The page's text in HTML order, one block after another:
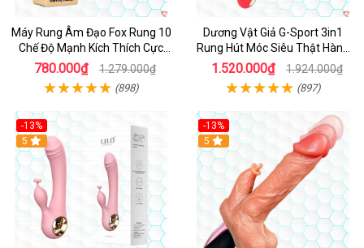
Máy Rung Âm Đạo Fox Rung 10
Chế Độ Mạnh Kích Thích Cực
Sướng
780.000₫ 1.279.000₫
(898)
Dương Vật Giả G-Sport 3in1
Rung Hút Móc Siêu Thật Hàng
Hot
1.520.000₫ 1.924.000₫
(897)
-13%
Hot
5
-13%
Hot
5